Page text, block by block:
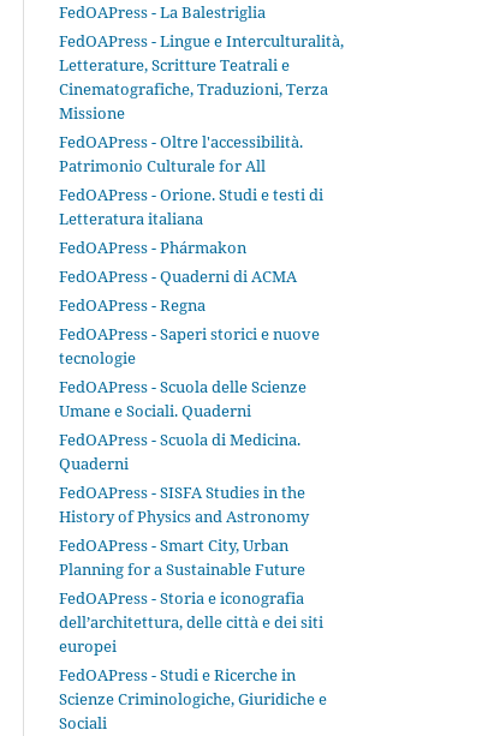
FedOAPress - La Balestriglia
FedOAPress - Lingue e Interculturalità,
Letterature, Scritture Teatrali e
Cinematografiche, Traduzioni, Terza
Missione
FedOAPress - Oltre l'accessibilità.
Patrimonio Culturale for All
FedOAPress - Orione. Studi e testi di
Letteratura italiana
FedOAPress - Phármakon
FedOAPress - Quaderni di ACMA
FedOAPress - Regna
FedOAPress - Saperi storici e nuove
tecnologie
FedOAPress - Scuola delle Scienze
Umane e Sociali. Quaderni
FedOAPress - Scuola di Medicina.
Quaderni
FedOAPress - SISFA Studies in the
History of Physics and Astronomy
FedOAPress - Smart City, Urban
Planning for a Sustainable Future
FedOAPress - Storia e iconografia
dell’architettura, delle città e dei siti
europei
FedOAPress - Studi e Ricerche in
Scienze Criminologiche, Giuridiche e
Sociali